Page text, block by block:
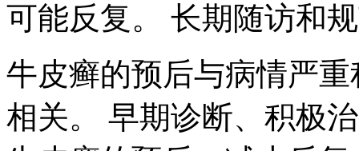
可能反复。 长期随访和
牛皮癣的预后与病情严
相关。 早期诊断、积极